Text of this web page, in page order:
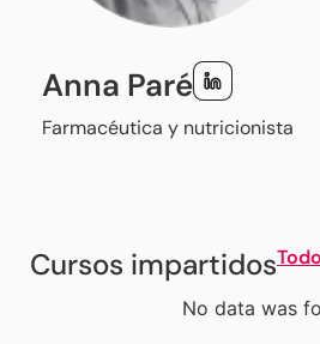
Anna Paré
Farmacéutica y nutricionista
Cursos impartidos
No data was